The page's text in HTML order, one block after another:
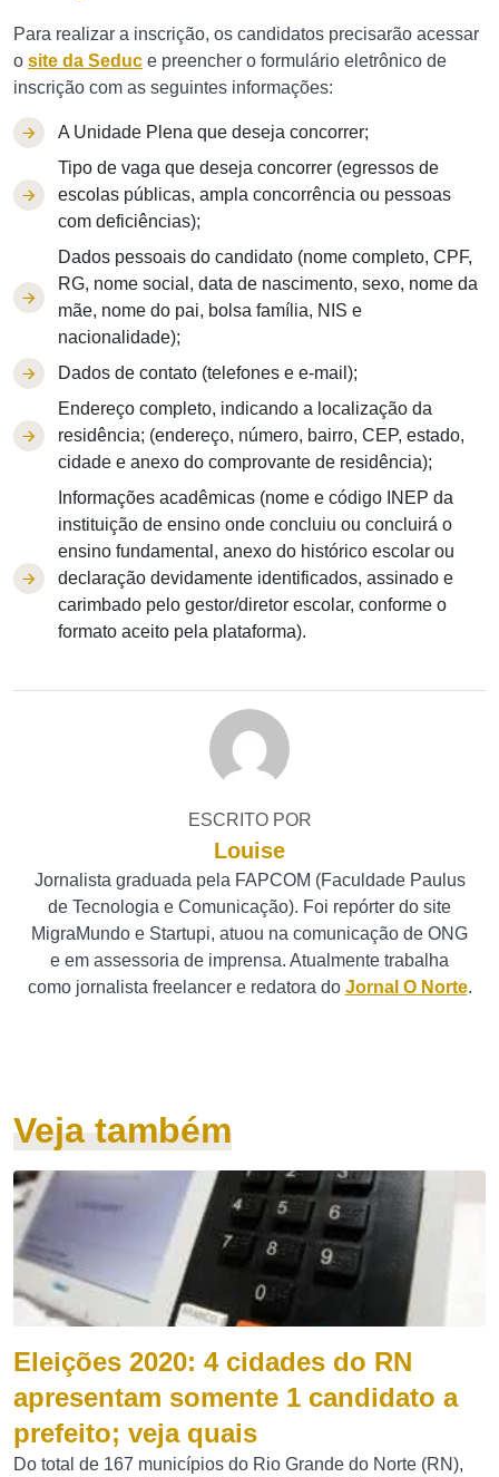
Para realizar a inscrição, os candidatos precisarão acessar
o site da Seduc e preencher o formulário eletrônico de
inscrição com as seguintes informações:
A Unidade Plena que deseja concorrer;
Tipo de vaga que deseja concorrer (egressos de
escolas públicas, ampla concorrência ou pessoas
com deficiências);
Dados pessoais do candidato (nome completo, CPF,
RG, nome social, data de nascimento, sexo, nome da
mãe, nome do pai, bolsa família, NIS e
nacionalidade);
Dados de contato (telefones e e-mail);
Endereço completo, indicando a localização da
residência; (endereço, número, bairro, CEP, estado,
cidade e anexo do comprovante de residência);
Informações acadêmicas (nome e código INEP da
instituição de ensino onde concluiu ou concluirá o
ensino fundamental, anexo do histórico escolar ou
declaração devidamente identificados, assinado e
carimbado pelo gestor/diretor escolar, conforme o
formato aceito pela plataforma).
ESCRITO POR
Louise
Jornalista graduada pela FAPCOM (Faculdade Paulus
de Tecnologia e Comunicação). Foi repórter do site
MigraMundo e Startupi, atuou na comunicação de ONG
e em assessoria de imprensa. Atualmente trabalha
como jornalista freelancer e redatora do Jornal O Norte.
Veja também
Eleições 2020: 4 cidades do RN
apresentam somente 1 candidato a
prefeito; veja quais
Do total de 167 municípios do Rio Grande do Norte (RN),